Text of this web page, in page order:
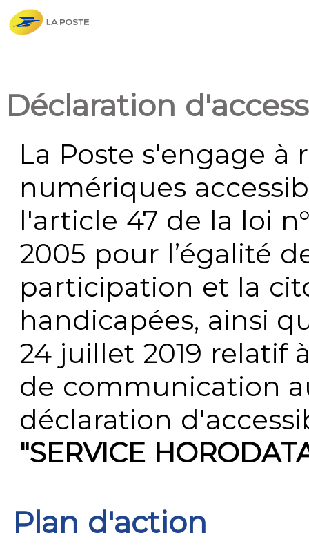
Déclaration
La Poste s'engage à
numériques
l'article 47 de la loi
2005 pour l’égalité
participation et la
handicapées, ainsi
24 juillet 2019 relatif
de communication
déclaration
"SERVICE
Plan d'action